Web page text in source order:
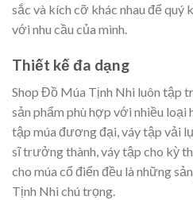
sắc và kích cỡ khác nhau để quý
với nhu cầu của mình.
Thiết kế đa dạng
Shop Đồ Múa Tịnh Nhi luôn tập
sản phẩm phù hợp với nhiều loại
tập múa đương đại, váy tập vải
sĩ trưởng thành, váy tập cho kỳ
cho múa cổ điển đều là những
Tịnh Nhi chú trọng.